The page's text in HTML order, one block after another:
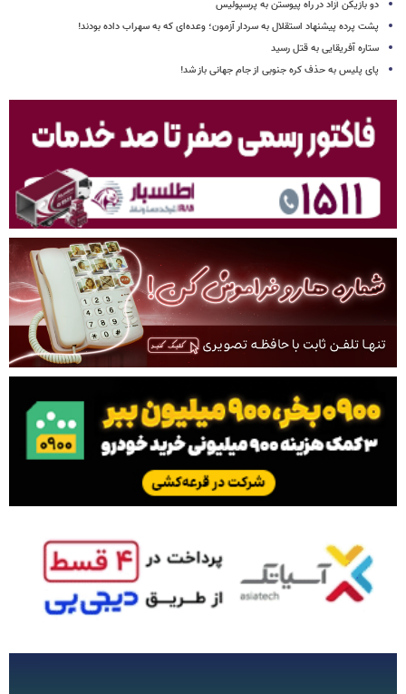
دو بازیکن آزاد در راه پیوستن به پرسپولیس
پشت پرده پیشنهاد استقلال به سردار آزمون؛ وعده‌ای که به سهراب داده بودند!
ستاره آفریقایی به قتل رسید
پای پلیس به حذف کره جنوبی از جام جهانی باز شد!